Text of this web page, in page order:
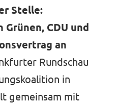
Stelle:
CDU und
an
Rundschau
in
gemeinsam mit